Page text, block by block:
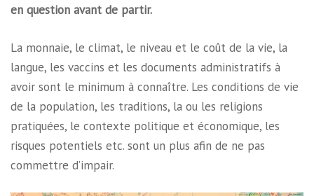
en question avant de partir.
La monnaie, le climat, le niveau et le coût de la vie, la
langue, les vaccins et les documents administratifs à
avoir sont le minimum à connaître. Les conditions de vie
de la population, les traditions, la ou les religions
pratiquées, le contexte politique et économique, les
risques potentiels etc. sont un plus afin de ne pas
commettre d’impair.